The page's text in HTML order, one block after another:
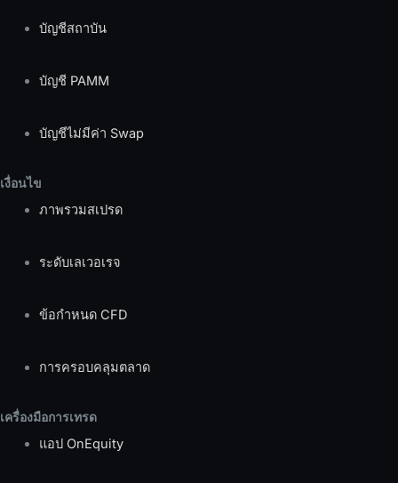
บัญชีสถาบัน
บัญชี PAMM
บัญชีไม่มีค่า Swap
เงื่อนไข
ภาพรวมสเปรด
ระดับเลเวอเรจ
ข้อกำหนด CFD
การครอบคลุมตลาด
เครื่องมือการเทรด
แอป OnEquity